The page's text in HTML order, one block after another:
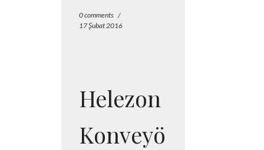
0 comments /
17 Şubat 2016
Helezon
Konveyö